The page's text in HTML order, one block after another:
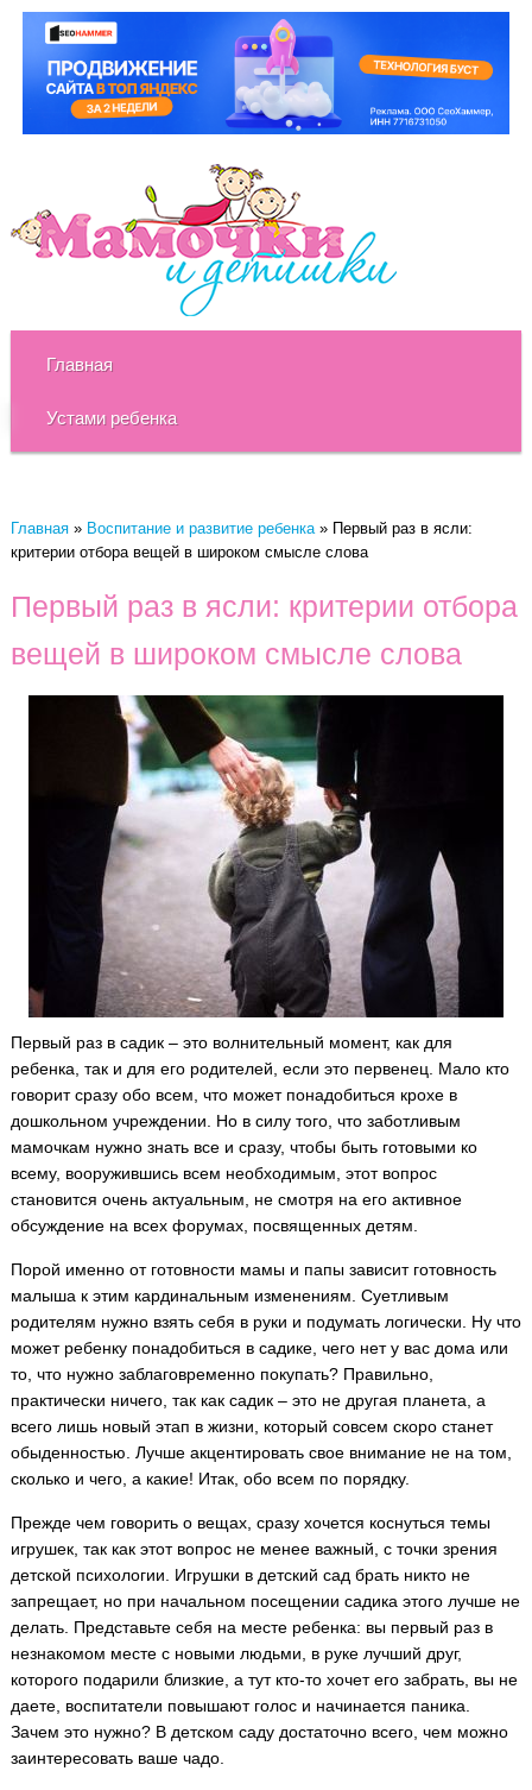
Главная
Устами ребенка
Главная» Воспитание и развитие ребенка» Первый раз в ясли:
критерии отбора вещей в широком смысле слова
Первый раз в ясли: критерии отбора
вещей в широком смысле слова
Первый раз в садик – это волнительный момент, как для
ребенка, так и для его родителей, если это первенец. Мало кто
говорит сразу обо всем, что может понадобиться крохе в
дошкольном учреждении.
Но в силу того, что заботливым
мамочкам нужно знать все и сразу, чтобы быть готовыми ко
всему, вооружившись всем необходимым, этот вопрос
становится очень актуальным, не смотря на его активное
обсуждение на всех форумах, посвященных детям.
Порой именно от готовности мамы и папы зависит готовность
малыша к этим кардинальным изменениям. Суетливым
родителям нужно взять себя в руки и подумать логически. Ну что
может ребенку понадобиться в садике, чего нет у вас дома или
то, что нужно заблаговременно покупать? Правильно,
практически ничего, так как садик – это не другая планета, а
всего лишь новый этап в жизни, который совсем скоро станет
обыденностью. Лучше акцентировать свое внимание не на том,
сколько и чего, а какие! Итак, обо всем по порядку.
Прежде чем говорить о вещах, сразу хочется коснуться темы
игрушек, так как этот вопрос не менее важный, с точки зрения
детской психологии. Игрушки в детский сад брать никто не
запрещает, но при начальном посещении садика этого лучше не
делать. Представьте себя на месте ребенка: вы первый раз в
незнакомом месте с новыми людьми, в руке лучший друг,
которого подарили близкие, а тут кто-то хочет его забрать, вы не
даете, воспитатели повышают голос и начинается паника.
Зачем это нужно? В детском саду достаточно всего, чем можно
заинтересовать ваше чадо.